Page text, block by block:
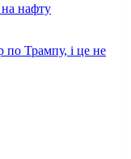
нафту
Трампу, і це не